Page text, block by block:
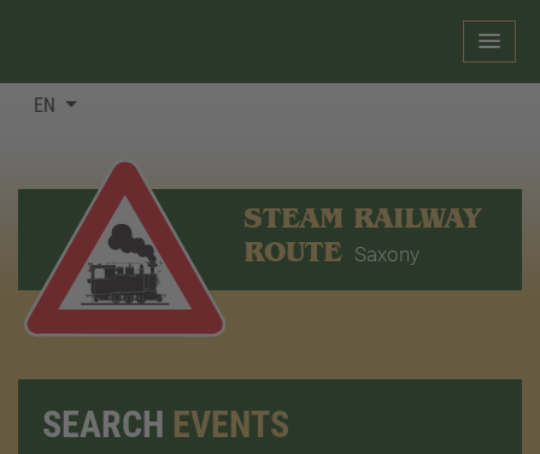
EN
STEAM RAILWAY
ROUTE Saxony
SEARCH EVENTS